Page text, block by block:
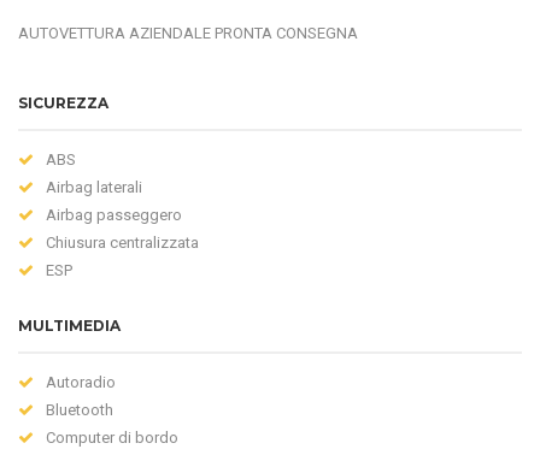
AUTOVETTURA AZIENDALE PRONTA CONSEGNA
SICUREZZA
ABS
Airbag laterali
Airbag passeggero
Chiusura centralizzata
ESP
MULTIMEDIA
Autoradio
Bluetooth
Computer di bordo